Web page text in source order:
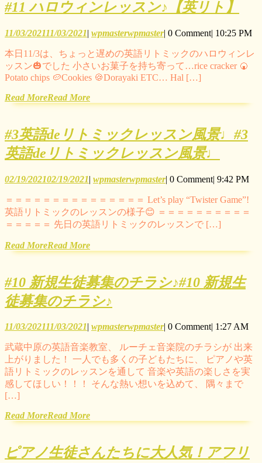
#11 ハロウィンレッスン♪【英リト】
11/03/202111/03/2021| wpmasterwpmaster| 0 Comment| 10:25 PM
本日11/3は、ちょっと遅めの英語リトミックのハロウィンレ
ッスン🎃でした 小さいお菓子を持ち寄って…rice cracker 🍘
Potato chips 🥔Cookies 🍪Dorayaki ETC… Hal […]
Read MoreRead More
#3英語deリトミックレッスン風景♩ #3
英語deリトミックレッスン風景♩
02/19/202102/19/2021| wpmasterwpmaster| 0 Comment| 9:42 PM
＝＝＝＝＝＝＝＝＝＝＝＝＝＝＝ Let’s play “Twister Game”!
英語リトミックのレッスンの様子😊 ＝＝＝＝＝＝＝＝＝＝
＝＝＝＝＝ 先日の英語リトミックのレッスンで […]
Read MoreRead More
#10 新規生徒募集のチラシ♪#10 新規生
徒募集のチラシ♪
11/03/202111/03/2021| wpmasterwpmaster| 0 Comment| 1:27 AM
武蔵中原の英語音楽教室、 ルーチェ音楽院のチラシが 出来
上がりました！ 一人でも多くの子どもたちに、 ピアノや英
語リトミックのレッスンを通して 音楽や英語の楽しさを実
感してほしい！！！ そんな熱い想いを込めて、 隅々まで
[…]
Read MoreRead More
ピアノ生徒さんたちに大人気！アフリ